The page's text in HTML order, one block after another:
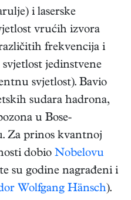
i laserske
vrućih izvora
frekvencija i
jedinstvene
svjetlost). Bavio
sudara hadrona,
u Bose-
Za prinos kvantnoj
dobio Nobelovu
su godine nagrađeni i
Wolfgang Hänsch).